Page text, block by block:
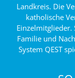
Landkreis. Die
katholische
Einzelmitglieder.
Familie und
System QEST